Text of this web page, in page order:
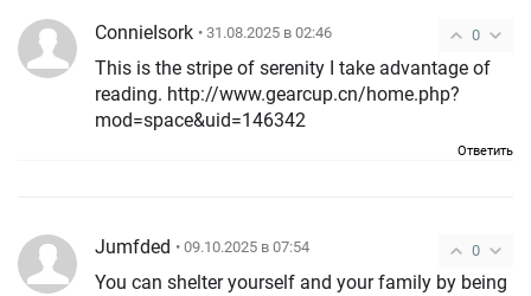
0
ConnieIsork • 31.08.2025 в 02:46
This is the stripe of serenity I take advantage of
reading. http://www.gearcup.cn/home.php?
mod=space&uid=146342
Ответить
0
Jumfded • 09.10.2025 в 07:54
You can shelter yourself and your family by being